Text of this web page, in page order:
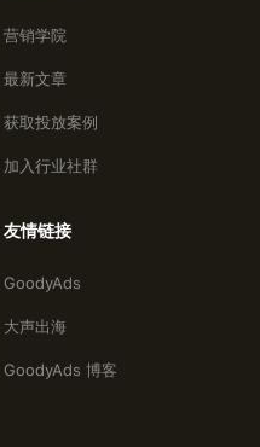
营销学院
最新文章
获取投放案例
加入行业社群
友情链接
GoodyAds
大声出海
GoodyAds 博客